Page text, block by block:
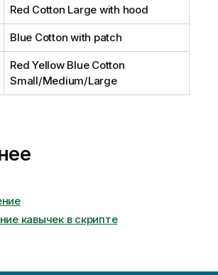
Red Cotton Large with hood
Blue Cotton with patch
Red Yellow Blue Cotton
Small/Medium/Large
кавычек в скрипте